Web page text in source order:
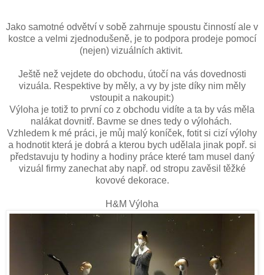
Jako samotné odvětví v sobě zahrnuje spoustu činností ale v
kostce a velmi zjednodušeně, je to podpora prodeje pomocí
(nejen) vizuálních aktivit.
Ještě než vejdete do obchodu, útočí na vás dovednosti
vizuála. Respektive by měly, a vy by jste díky nim měly
vstoupit a nakoupit:)
Výloha je totiž to první co z obchodu vidíte a ta by vás měla
nalákat dovnitř. Bavme se dnes tedy o výlohách.
Vzhledem k mé práci, je můj malý koníček, fotit si cizí výlohy
a hodnotit která je dobrá a kterou bych udělala jinak popř. si
představuju ty hodiny a hodiny práce které tam musel daný
vizuál firmy zanechat aby např. od stropu zavěsil těžké
kovové dekorace.
H&M Výloha